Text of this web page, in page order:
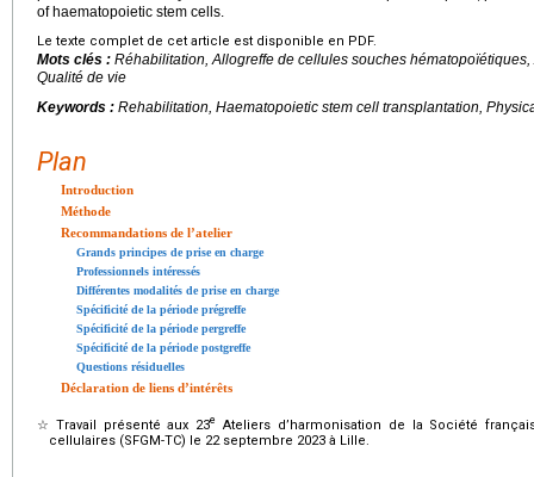
of haematopoietic stem cells.
Le texte complet de cet article est disponible en PDF.
Mots clés : Réhabilitation, Allogreffe de cellules souches
Qualité de vie
Keywords : Rehabilitation, Haematopoietic stem cell transplantation,
Plan
Introduction
Méthode
Recommandations de l’atelier
Grands principes de prise en charge
Professionnels intéressés
Différentes modalités de prise en charge
Spécificité de la période prégreffe
Spécificité de la période pergreffe
Spécificité de la période postgreffe
Questions résiduelles
Déclaration de liens d’intérêts
☆ Travail présenté aux 23e
Ateliers d’harmonisation de la Société
cellulaires (SFGM-TC) le 22 septembre 2023 à Lille.